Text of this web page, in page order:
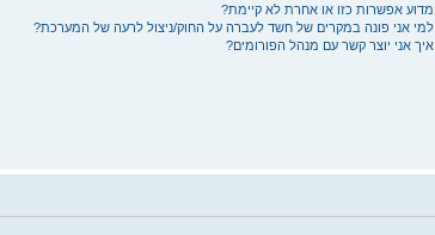
מדוע אפשרות כזו או אחרת לא קיימת?
למי אני פונה במקרים של חשד לעברה על החוק/ניצול לרעה של המערכת?
איך אני יוצר קשר עם מנהל הפורומים?